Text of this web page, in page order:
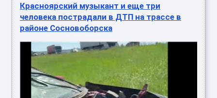
Красноярский музыкант и еще три
человека пострадали в ДТП на трассе в
районе Сосновоборска